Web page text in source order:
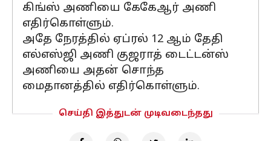
கிங்ஸ் அணியை கேகேஆர் அணி
எதிர்கொள்ளும்.
அதே நேரத்தில் ஏப்ரல் 12 ஆம் தேதி
எல்எஸ்ஜி அணி குஜராத் டைட்டன்ஸ்
அணியை அதன் சொந்த
மைதானத்தில் எதிர்கொள்ளும்.
செய்தி இத்துடன் முடிவடைந்தது